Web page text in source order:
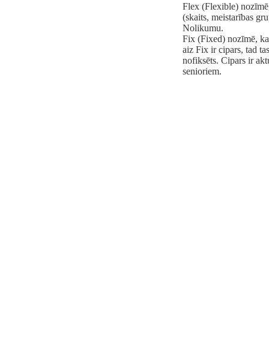
Flex (Flexible)
(skaits, meistarības
Nolikumu.
Fix (Fixed) nozīmē,
aiz Fix ir cipars, tad
nofiksēts. Cipars ir
senioriem.